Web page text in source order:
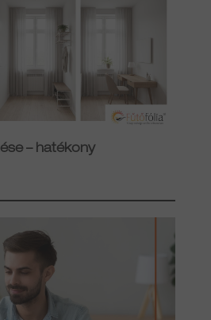
– hatékony